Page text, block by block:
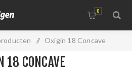
0
/ Oxigin 18 Concave
18 CONCAVE